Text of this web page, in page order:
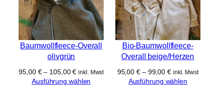
Baumwollfleece-Overall
olivgrün
95,00 €– 105,00€ inkl. Mwst
Ausführung wählen
Bio-Baumwollfleece-
Overall beige/Herzen
95,00€– 99,00€ inkl. Mwst
Ausführung wählen